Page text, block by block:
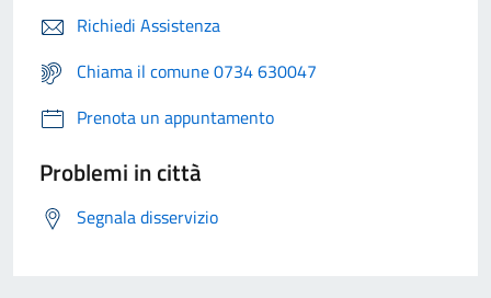
Richiedi Assistenza
Chiama il comune 0734 630047
Prenota un appuntamento
Problemi in città
Segnala disservizio